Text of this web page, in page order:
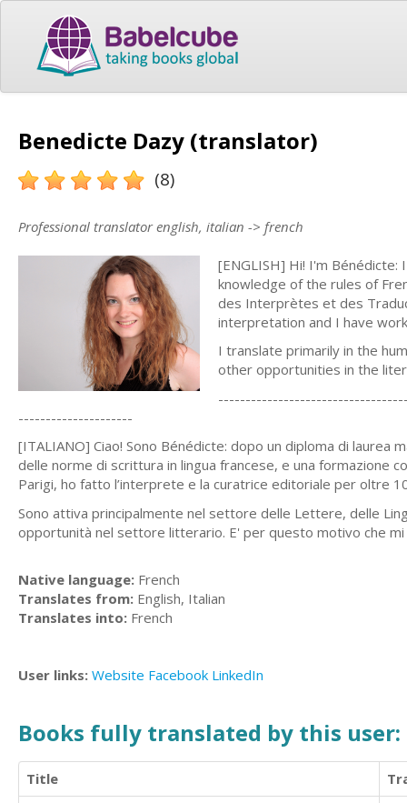
Benedicte Dazy (translator)
(8)
Professional translator english, italian -> french
[ENGLISH] Hi! I'm
knowledge of the rules of
des Interprètes et des
interpretation and I have
I translate primarily in the
other opportunities in the
---------------------
[ITALIANO] Ciao! Sono Bénédicte: dopo un diploma di laurea
delle norme di scrittura in lingua francese, e una formazione
Parigi, ho fatto l’interprete e la curatrice editoriale per oltre
Sono attiva principalmente nel settore delle Lettere, delle
opportunità nel settore litterario. E' per questo motivo che
Native language: French
Translates from: English, Italian
Translates into: French
User links: Website Facebook LinkedIn
Books fully translated by this user:
Title